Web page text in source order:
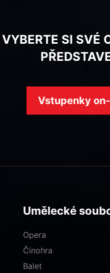
VYBERTE SI SVÉ
Vstupenky
Umělecké
Opera
Činohra
Balet